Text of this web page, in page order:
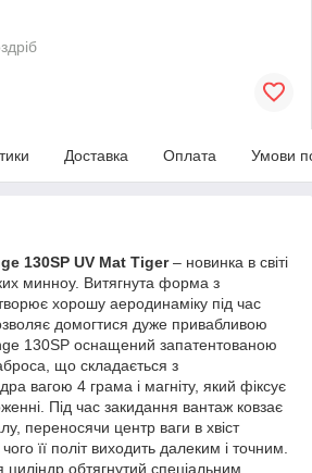
Доставка Оплата Умови
130SP UV Mat Tiger– новинка в світі
минноу. Витягнута форма з
хорошу аеродинаміку під час
домогтися дуже привабливою
130SP оснащений запатентованою
що складається з
вагою 4 грама і магніту, який фіксує
Під час закидання вантаж ковзає
переносячи центр ваги в хвіст
її політ виходить далеким і точним.
обтягнутий спеціальним